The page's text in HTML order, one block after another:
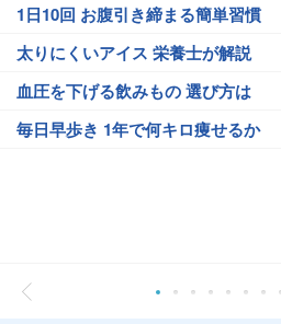
1日10回 お腹引き締まる簡単習慣
太りにくいアイス 栄養士が解説
血圧を下げる飲みもの 選び方は
毎日早歩き 1年で何キロ痩せるか